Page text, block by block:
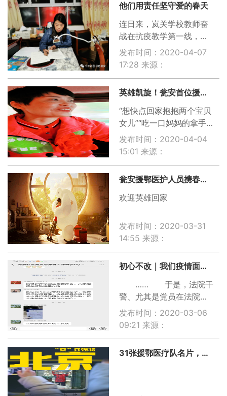
他们用责任坚守爱的春天
连日来，岚关学校教师奋
战在抗疫教学第一线，默
默守护“停课不停学”的阵
地，从三尺讲台，到空中
发布时间：2020-04-07
17:28 来源：
英雄凯旋！瓮安首位援鄂医护人员吴镒君平安回家
“想快点回家抱抱两个宝贝
女儿”“吃一口妈妈的拿手
菜。”
发布时间：2020-04-04
15:01 来源：
瓮安援鄂医护人员携春归来
欢迎英雄回家
发布时间：2020-03-31
14:55 来源：
初心不改｜我们疫情面前身份多变
…… 于是，法院干
警、尤其是党员在法院、
在社区、在乡镇、在网络
平台有了多重身份 你
区工作人员， 你好，
发布时间：2020-03-06
09:21 来源：
31张援鄂医疗队名片，致敬42000多名白衣战士！